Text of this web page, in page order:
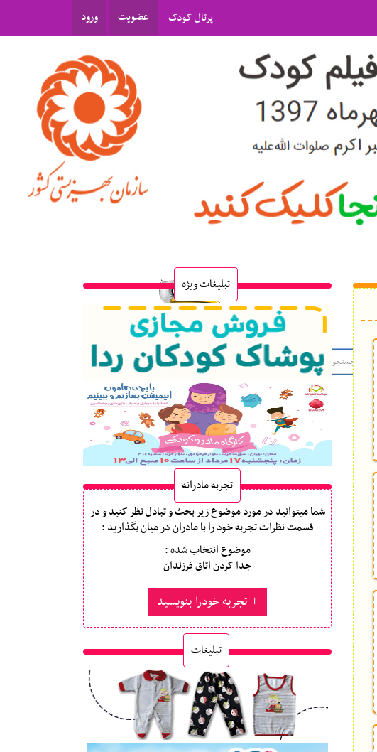
ورود عضویت پرتال کودک
تبلیغات ویژه
تجربه مادرانه
شما میتوانید در مورد موضوع زیر بحث و تبادل نظر کنید و در
قسمت نظرات تجربه خود را با مادران در میان بگذارید :
موضوع انتخاب شده :
جدا کردن اتاق فرزندان
تجربه خودرا بنویسید
تبلیغات